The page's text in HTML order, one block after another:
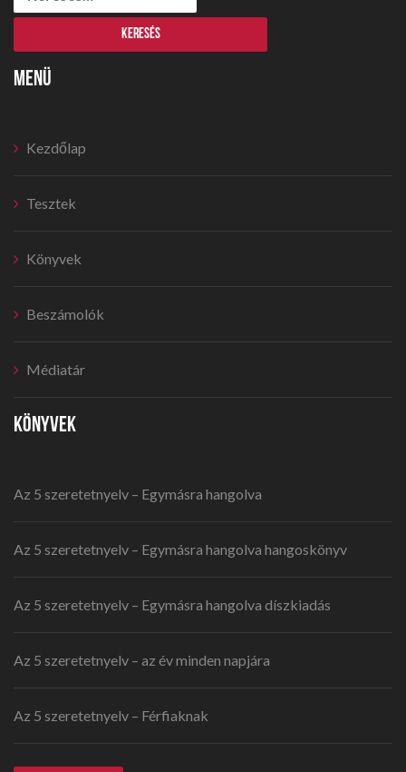
MENÜ
Kezdőlap
Tesztek
Könyvek
Beszámolók
Médiatár
KÖNYVEK
Az 5 szeretetnyelv – Egymásra hangolva
Az 5 szeretetnyelv – Egymásra hangolva hangoskönyv
Az 5 szeretetnyelv – Egymásra hangolva díszkiadás
Az 5 szeretetnyelv – az év minden napjára
Az 5 szeretetnyelv – Férfiaknak